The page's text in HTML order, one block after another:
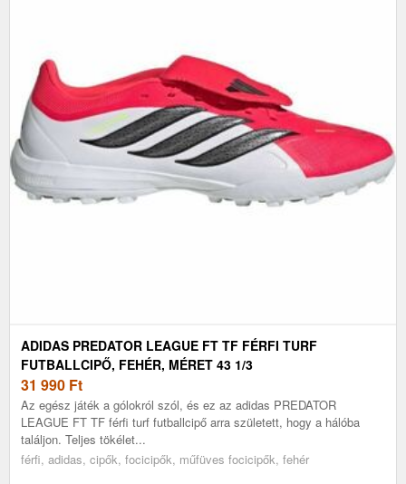
ADIDAS PREDATOR LEAGUE FT TF FÉRFI TURF
FUTBALLCIPŐ, FEHÉR, MÉRET 43 1/3
31 990 Ft
Az egész játék a gólokról szól, és ez az adidas PREDATOR
LEAGUE FT TF férfi turf futballcipő arra született, hogy a hálóba
találjon. Teljes tökélet...
férfi, adidas, cipők, focicipők, műfüves focicipők, fehér